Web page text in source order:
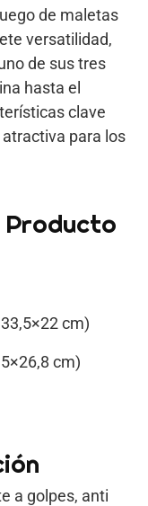
de maletas
versatilidad,
de sus tres
hasta el
clave
para los
Producto
cm)
cm)
a golpes, anti